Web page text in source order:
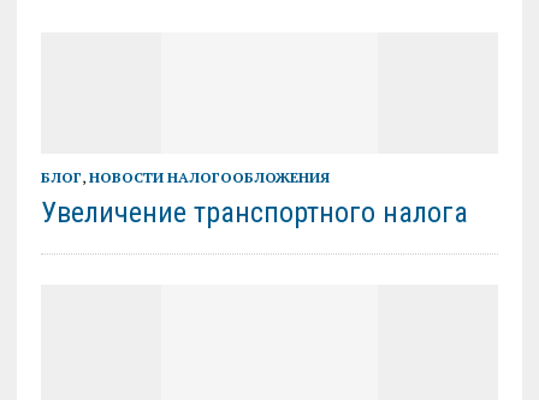
БЛОГ, НОВОСТИ НАЛОГООБЛОЖЕНИЯ
Увеличение транспортного налога